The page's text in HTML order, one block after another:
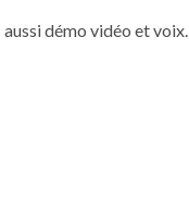
aussi démo vidéo et voix.